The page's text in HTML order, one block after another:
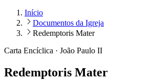
Início
Documentos da Igreja
Redemptoris Mater
Carta Encíclica · João Paulo II
Redemptoris Mater